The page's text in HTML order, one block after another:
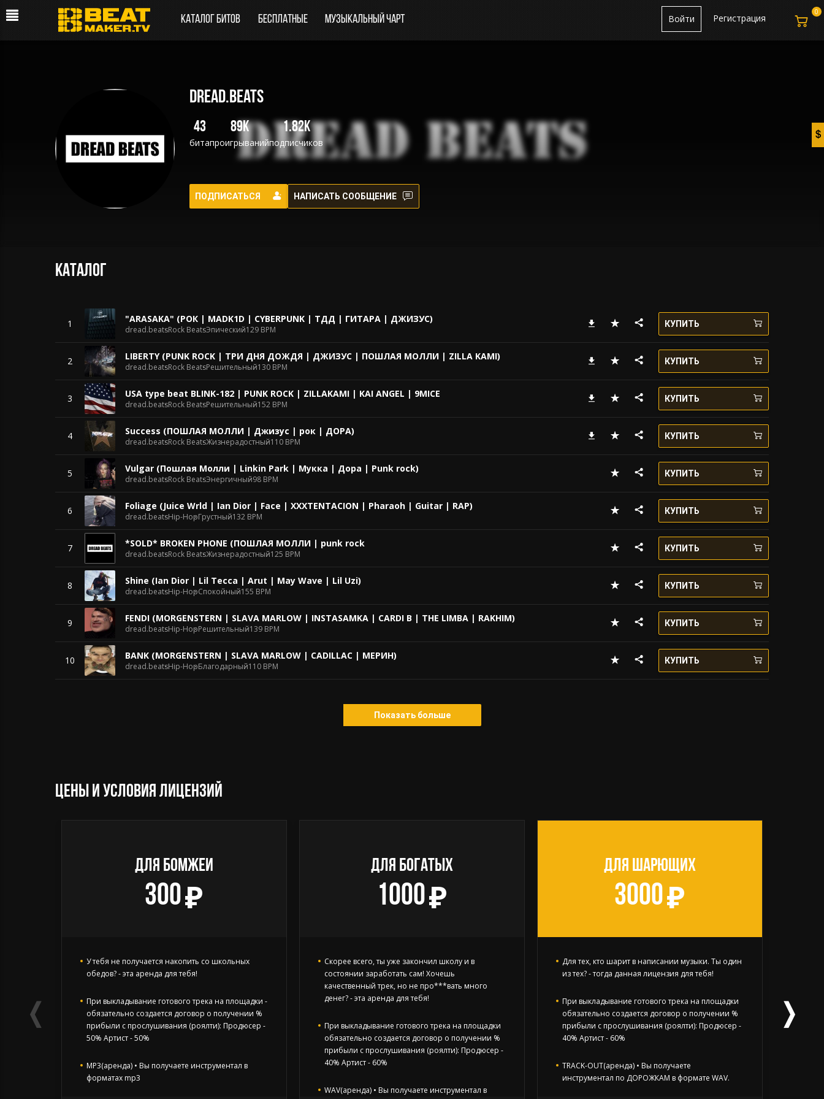
Каталог битов Бесплатные Музыкальный чарт Регистрация
Войти
dread.beats
43
бита
89K
проигрываний
1.82K
подписчиков
ПОДПИСАТЬСЯ НАПИСАТЬ СООБЩЕНИЕ
Каталог
1 "ARASAKA" (РОК | MADK1D | CYBERPUNK | ТДД | ГИТАРА | ДЖИЗУС)
dread.beatsRock BeatsЭпический129 BPM
КУПИТЬ
2 LIBERTY (PUNK ROCK | ТРИ ДНЯ ДОЖДЯ | ДЖИЗУС | ПОШЛАЯ МОЛЛИ | ZILLA KAMI)
dread.beatsRock BeatsРешительный130 BPM
КУПИТЬ
3 USA type beat BLINK-182 | PUNK ROCK | ZILLAKAMI | KAI ANGEL | 9MICE
dread.beatsRock BeatsРешительный152 BPM
КУПИТЬ
4 Success (ПОШЛАЯ МОЛЛИ | Джизус | рок | ДОРА)
dread.beatsRock BeatsЖизнерадостный110 BPM
КУПИТЬ
5 Vulgar (Пошлая Молли | Linkin Park | Мукка | Дора | Punk rock)
dread.beatsRock BeatsЭнергичный98 BPM
КУПИТЬ
6 Foliage (Juice Wrld | Ian Dior | Face | XXXTENTACION | Pharaoh | Guitar | RAP)
dread.beatsHip-HopГрустный132 BPM
КУПИТЬ
7 *SOLD* BROKEN PHONE (ПОШЛАЯ МОЛЛИ | punk rock
dread.beatsRock BeatsЖизнерадостный125 BPM
КУПИТЬ
8 Shine (Ian Dior | Lil Tecca | Arut | May Wave | Lil Uzi)
dread.beatsHip-HopСпокойный155 BPM
КУПИТЬ
9 FENDI (MORGENSTERN | SLAVA MARLOW | INSTASAMKA | CARDI B | THE LIMBA | RAKHIM)
dread.beatsHip-HopРешительный139 BPM
КУПИТЬ
10 BANK (MORGENSTERN | SLAVA MARLOW | CADILLAC | МЕРИН)
dread.beatsHip-HopБлагодарный110 BPM
КУПИТЬ
Показать больше
Цены и условия лицензий
❬
ДЛЯ БОМЖЕЙ
300
У тебя не получается накопить со школьных
обедов? - эта аренда для тебя!
При выкладывание готового трека на площадки -
обязательно создается договор о получении %
прибыли с прослушивания (роялти): Продюсер -
50% Артист - 50%
MP3(аренда) • Вы получаете инструментал в
форматах mp3
ДЛЯ БОГАТЫХ
1000
Скорее всего, ты уже закончил школу и в
состоянии заработать сам! Хочешь
качественный трек, но не про***вать много
денег? - эта аренда для тебя!
При выкладывание готового трека на площадки
обязательно создается договор о получении %
прибыли с прослушивания (роялти): Продюсер -
40% Артист - 60%
WAV(аренда) • Вы получаете инструментал в
ДЛЯ ШАРЮЩИХ
3000
Для тех, кто шарит в написании музыки. Ты один
из тех? - тогда данная лицензия для тебя!
При выкладывание готового трека на площадки
обязательно создается договор о получении %
прибыли с прослушивания (роялти): Продюсер -
40% Артист - 60%
TRACK-OUT(аренда) • Вы получаете
инструментал по ДОРОЖКАМ в формате WAV.
❭
0